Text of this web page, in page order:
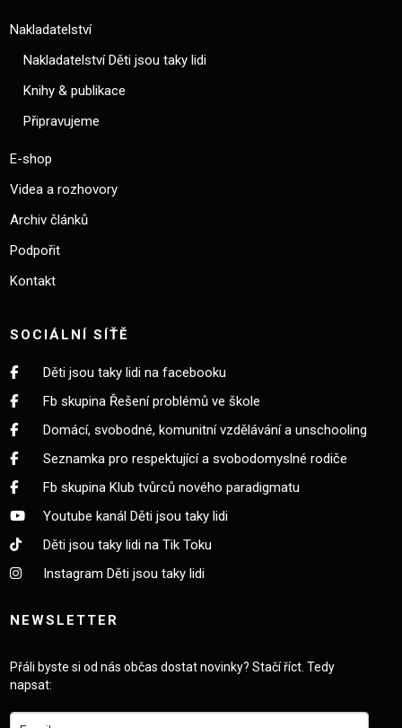
Nakladatelství
Nakladatelství Děti jsou taky lidi
Knihy & publikace
Připravujeme
E-shop
Videa a rozhovory
Archiv článků
Podpořit
Kontakt
SOCIÁLNÍ SÍŤĚ
Děti jsou taky lidi na facebooku
Fb skupina Řešení problémů ve škole
Domácí, svobodné, komunitní vzdělávání a unschooling
Seznamka pro respektující a svobodomyslné rodiče
Fb skupina Klub tvůrců nového paradigmatu
Youtube kanál Děti jsou taky lidi
Děti jsou taky lidi na Tik Toku
Instagram Děti jsou taky lidi
NEWSLETTER
Přáli byste si od nás občas dostat novinky? Stačí říct. Tedy
napsat: